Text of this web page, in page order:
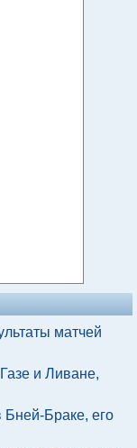
матчей
и Ливане,
Бней-Браке, его